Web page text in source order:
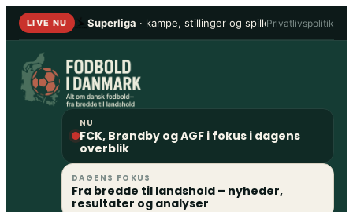
Spring
LIVE NU Superliga · kampe, stillinger og spillere• 1. Division
Privatlivspolitik
NU
FCK, Brøndby og AGF i fokus i dagens
overblik
DAGENS FOKUS
Fra bredde til landshold – nyheder,
resultater og analyser